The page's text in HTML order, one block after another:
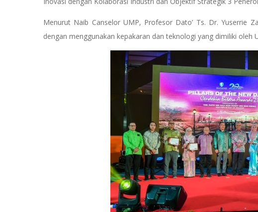
Menurut Naib Canselor UMP, Profesor Dato’ Ts. Dr. Yuserrie
dengan menggunakan kepakaran dan teknologi yang dimiliki oleh